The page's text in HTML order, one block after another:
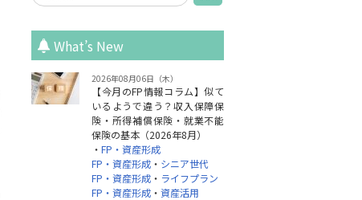
What’s New
2026年08月06日（木）
【今月のFP情報コラム】似て
いるようで違う？収入保障保
険・所得補償保険・就業不能
保険の基本（2026年8月）
・ FP・資産形成
FP・資産形成 ・ シニア世代
FP・資産形成 ・ ライフプラン
FP・資産形成 ・ 資産活用